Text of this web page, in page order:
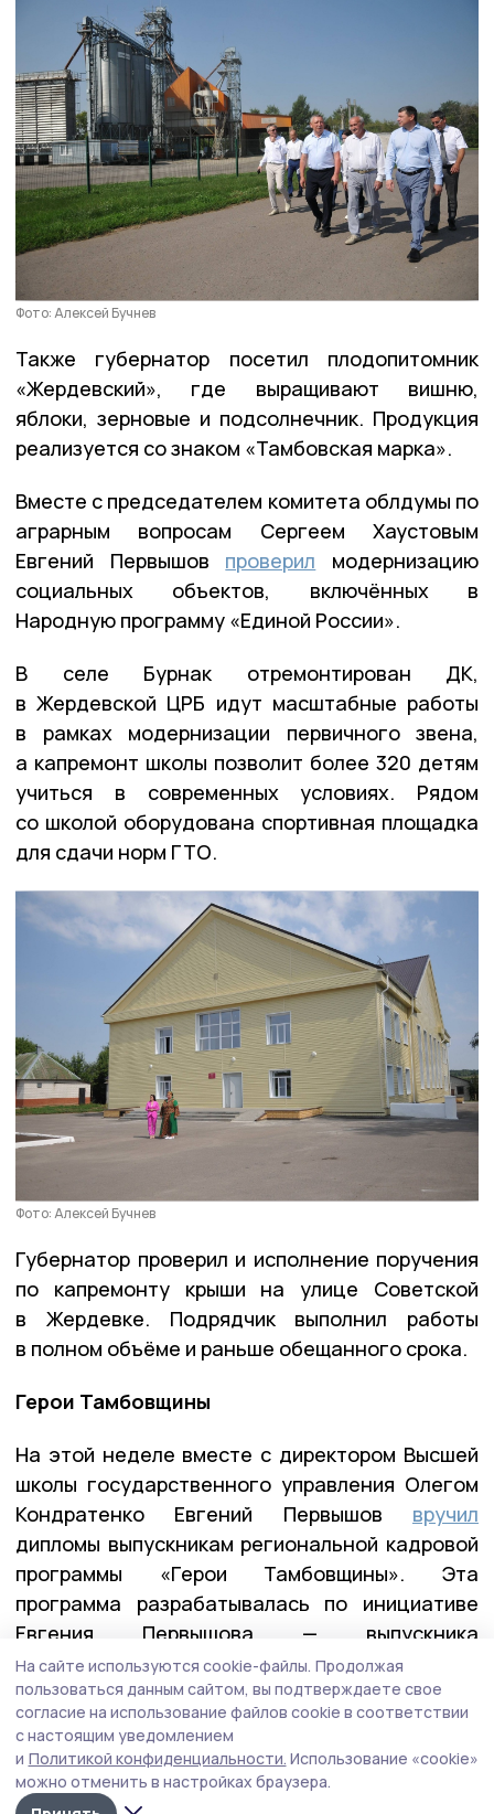
Фото: Алексей Бучнев
Также губернатор посетил плодопитомник
«Жердевский», где выращивают вишню,
яблоки, зерновые и подсолнечник. Продукция
реализуется со знаком «Тамбовская марка».
Вместе с председателем комитета облдумы по
аграрным вопросам Сергеем Хаустовым
Евгений Первышов проверил модернизацию
социальных объектов, включённых в
Народную программу «Единой России».
В селе Бурнак отремонтирован ДК,
в Жердевской ЦРБ идут масштабные работы
в рамках модернизации первичного звена,
а капремонт школы позволит более 320 детям
учиться в современных условиях. Рядом
со школой оборудована спортивная площадка
для сдачи норм ГТО.
Фото: Алексей Бучнев
Губернатор проверил и исполнение поручения
по капремонту крыши на улице Советской
в Жердевке. Подрядчик выполнил работы
в полном объёме и раньше обещанного срока.
Герои Тамбовщины
На этой неделе вместе с директором Высшей
школы государственного управления Олегом
Кондратенко Евгений Первышов вручил
дипломы выпускникам региональной кадровой
программы «Герои Тамбовщины». Эта
программа разрабатывалась по инициативе
Евгения Первышова — выпускника
федеральной программы «Время героев», и
реализовывалась вместе с его коллегами по
программе — Алексеем Кондратьевым и
Константином Кутейниковым. Заявку в
программу подали почти 400 участников и
На сайте используются cookie-файлы. Продолжая
пользоваться данным сайтом, вы подтверждаете свое
согласие на использование файлов cookie в соответствии
с настоящим уведомлением
и Политикой конфиденциальности. Использование «cookie»
можно отменить в настройках браузера.